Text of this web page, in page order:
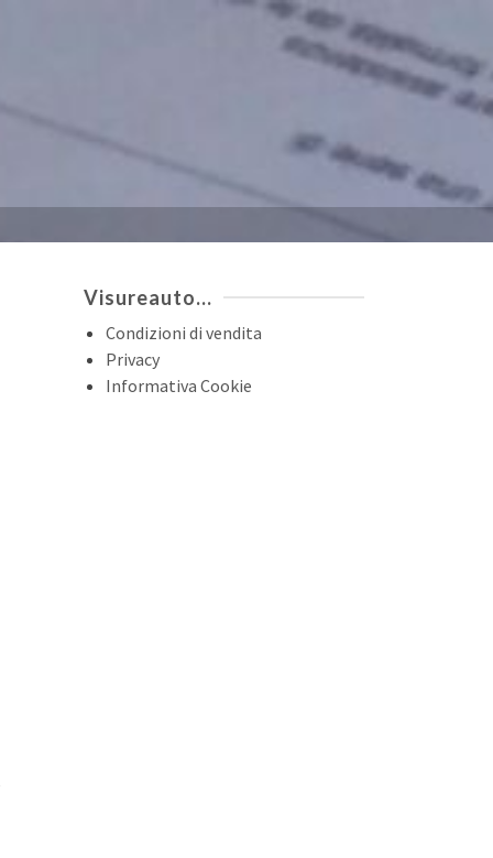
Visureauto…
Condizioni di vendita
Privacy
Informativa Cookie